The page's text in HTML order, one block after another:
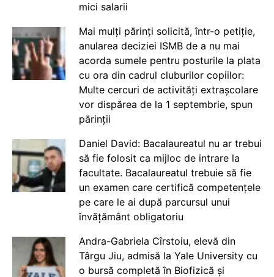
mici salarii
Mai mulți părinți solicită, într-o petiție,
anularea deciziei ISMB de a nu mai
acorda sumele pentru posturile la plata
cu ora din cadrul cluburilor copiilor:
Multe cercuri de activități extrașcolare
vor dispărea de la 1 septembrie, spun
părinții
Daniel David: Bacalaureatul nu ar trebui
să fie folosit ca mijloc de intrare la
facultate. Bacalaureatul trebuie să fie
un examen care certifică competențele
pe care le ai după parcursul unui
învățământ obligatoriu
Andra-Gabriela Cîrstoiu, elevă din
Târgu Jiu, admisă la Yale University cu
o bursă completă în Biofizică și